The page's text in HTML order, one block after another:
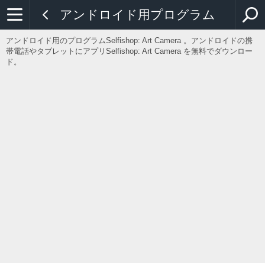
アンドロイド用プログラム
アンドロイド用のプログラムSelfishop: Art Camera 。アンドロイドの携
帯電話やタブレットにアプリSelfishop: Art Camera を無料でダウンロー
ド。